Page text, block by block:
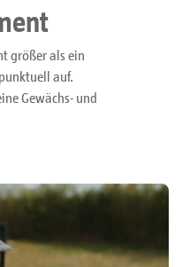
größer als ein
auf.
Gewächs- und